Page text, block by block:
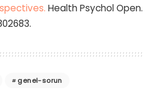
Health Psychol Open.
genel-sorun